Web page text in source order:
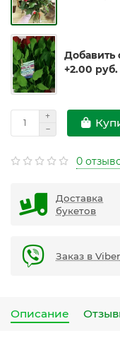
Добавить
+2.00 руб.
0
Доставка
букетов
Заказ в Viber
Описание